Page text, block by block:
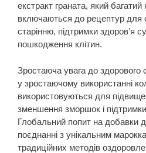
екстракт граната, який
включаються до рецептур для
старінню, підтримки здоров’я
пошкодження клітин.
Зростаюча увага до здорового
у зростаючому використанні
використовуються для
зменшення зморшок і
Глобальний попит на добавки
поєднанні з унікальним
традиційних методів